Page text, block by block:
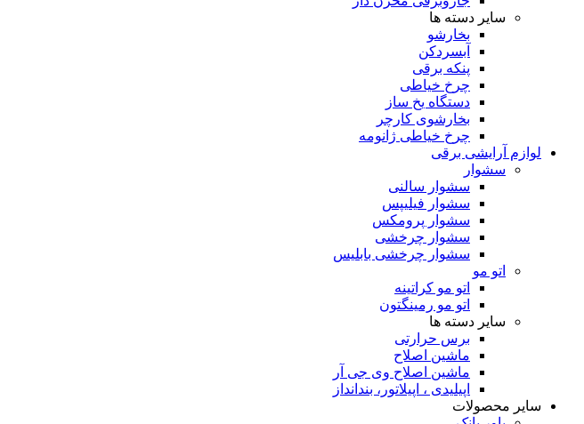
سایر دسته ها
بخارشو
آبسردکن
پنکه برقی
چرخ خیاطی
دستگاه یخ ساز
بخارشوی کارچر
چرخ خیاطی ژانومه
لوازم آرایشی برقی
سشوار
سشوار سالنی
سشوار فیلیپس
سشوار پرومکس
سشوار چرخشی
سشوار چرخشی بابلیس
اتو مو
اتو مو کراتینه
اتو مو رمینگتون
سایر دسته ها
برس حرارتی
ماشین اصلاح
ماشین اصلاح وی جی آر
اپیلیدی ، اپیلاتور، بندانداز
سایر محصولات